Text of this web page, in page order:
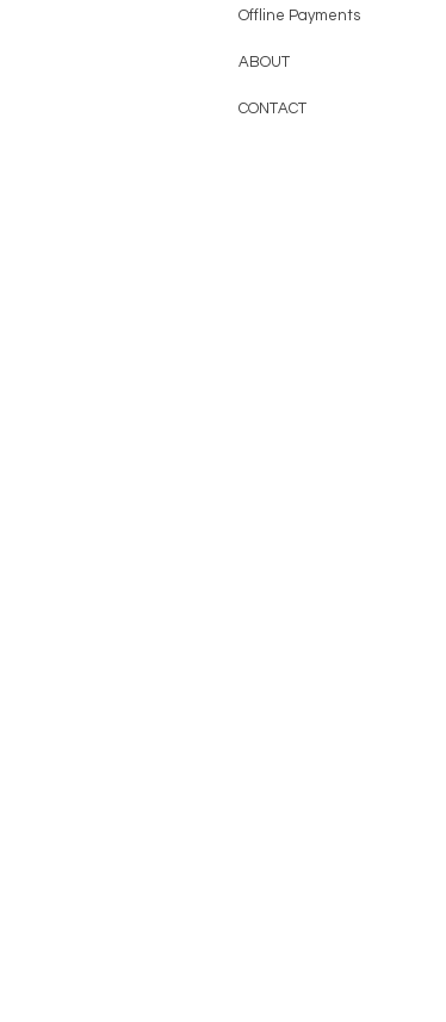
Offline Payments
ABOUT
CONTACT